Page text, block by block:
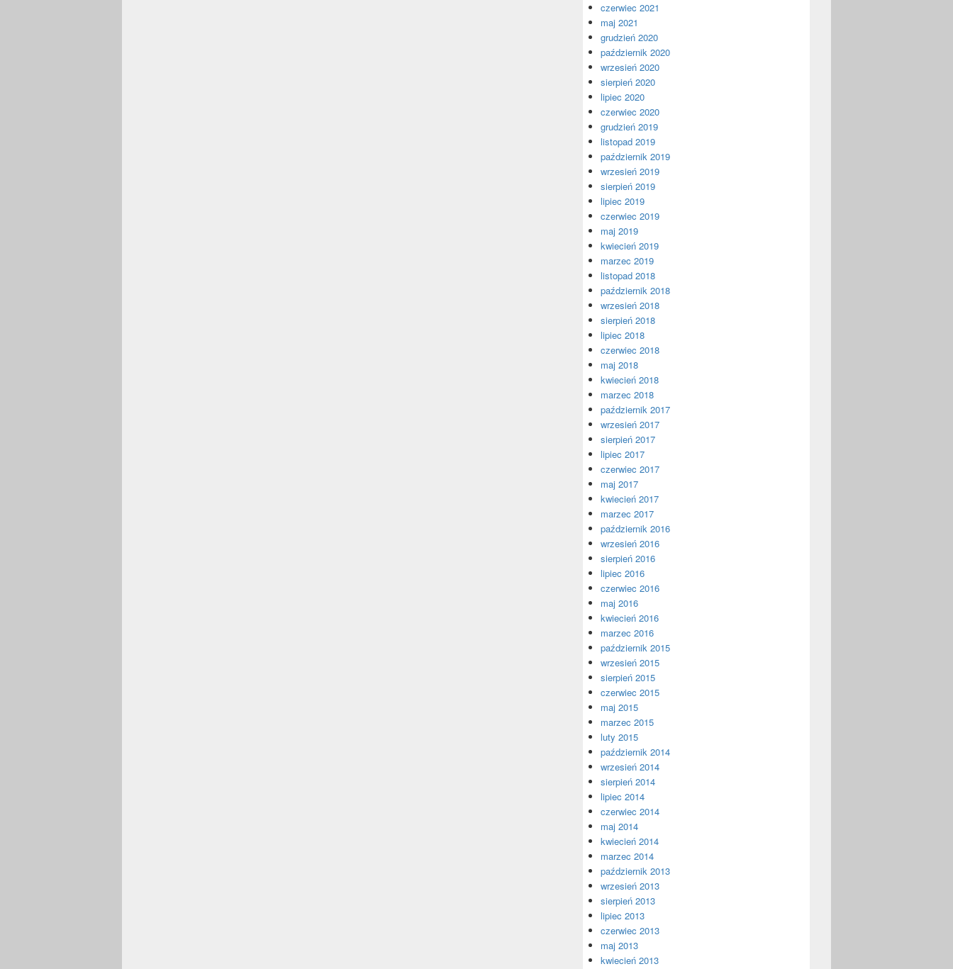
czerwiec 2021
maj 2021
grudzień 2020
październik 2020
wrzesień 2020
sierpień 2020
lipiec 2020
czerwiec 2020
grudzień 2019
listopad 2019
październik 2019
wrzesień 2019
sierpień 2019
lipiec 2019
czerwiec 2019
maj 2019
kwiecień 2019
marzec 2019
listopad 2018
październik 2018
wrzesień 2018
sierpień 2018
lipiec 2018
czerwiec 2018
maj 2018
kwiecień 2018
marzec 2018
październik 2017
wrzesień 2017
sierpień 2017
lipiec 2017
czerwiec 2017
maj 2017
kwiecień 2017
marzec 2017
październik 2016
wrzesień 2016
sierpień 2016
lipiec 2016
czerwiec 2016
maj 2016
kwiecień 2016
marzec 2016
październik 2015
wrzesień 2015
sierpień 2015
czerwiec 2015
maj 2015
marzec 2015
luty 2015
październik 2014
wrzesień 2014
sierpień 2014
lipiec 2014
czerwiec 2014
maj 2014
kwiecień 2014
marzec 2014
październik 2013
wrzesień 2013
sierpień 2013
lipiec 2013
czerwiec 2013
maj 2013
kwiecień 2013